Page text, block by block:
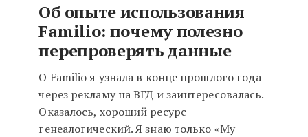
Об опыте использования
Familio: почему полезно
перепроверять данные
О Familio я узнала в конце прошлого года
через рекламу на ВГД и заинтересовалась.
Оказалось, хороший ресурс
генеалогический. Я знаю только «My